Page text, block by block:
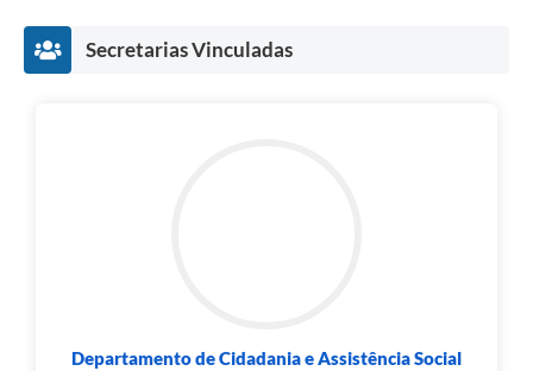
Secretarias Vinculadas
Departamento de Cidadania e Assistência Social